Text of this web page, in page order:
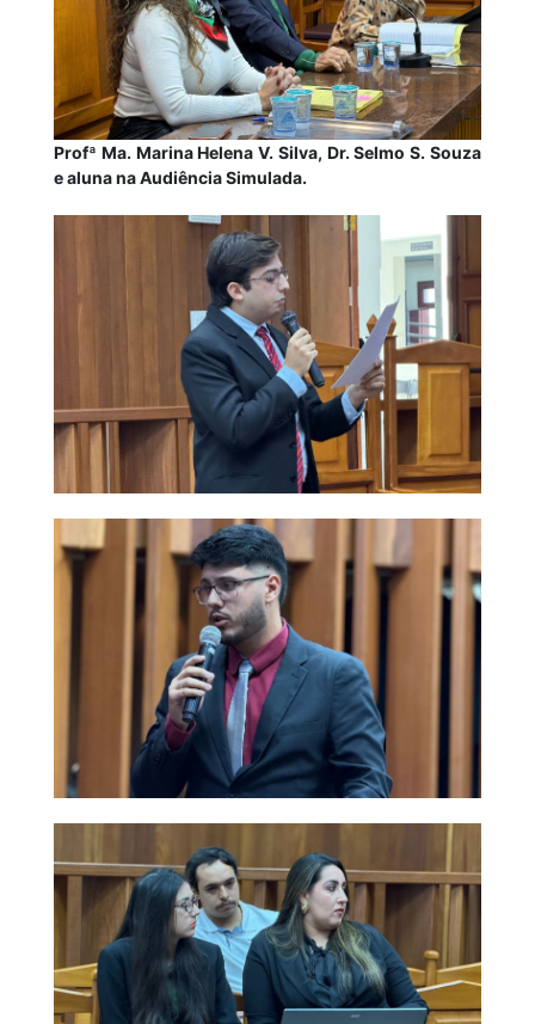
Profª Ma. Marina Helena V. Silva, Dr. Selmo S. Souza
e aluna na Audiência Simulada.